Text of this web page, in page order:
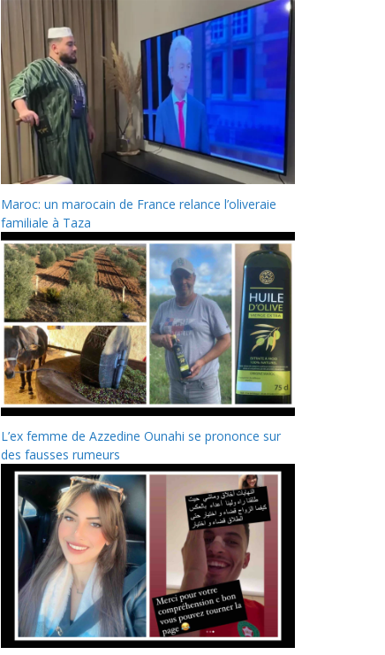
Maroc: un marocain de France relance l’oliveraie
familiale à Taza
L’ex femme de Azzedine Ounahi se prononce sur
des fausses rumeurs